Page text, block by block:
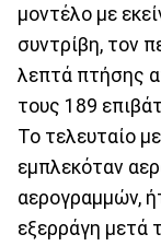
μοντέλο με
συντρίβη, τον
λεπτά πτήσης
τους 189
Το τελευταίο
εμπλεκόταν
αερογραμμών,
εξερράγη μετά